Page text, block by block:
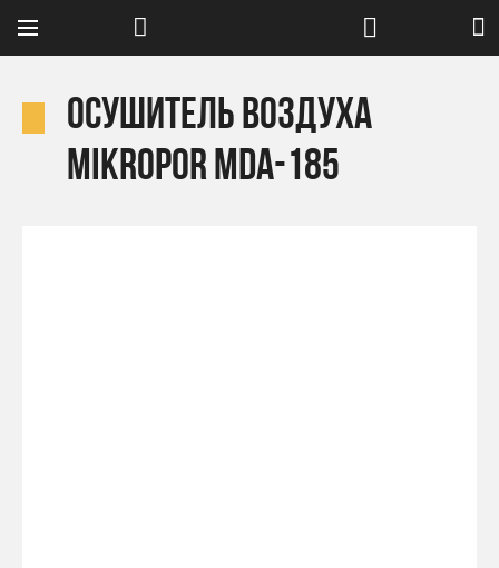
Осушитель воздуха
Mikropor MDA-185